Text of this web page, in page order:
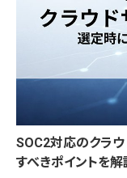
SOC2対応のクラ
すべきポイントを解